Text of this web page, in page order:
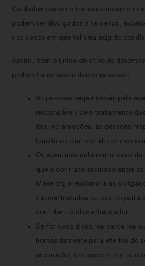
Os dados pessoais tratados no âmbito
podem ser divulgados a terceiros,
nos casos em que tal seja exigido por
Assim, com o único objetivo de
podem ter acesso a dados pessoais:
As pessoas responsáveis pela
responsáveis pelo tratamento
das reclamações, as pessoas
logísticos e informáticos e os
Os eventuais subcontratados da
que o contrato assinado entre
Make.org mencionará as
subcontratados no que respeita
confidencialidade dos dados;
Se for caso disso, os parceiros
nomeadamente para efeitos do
promoção, em especial em